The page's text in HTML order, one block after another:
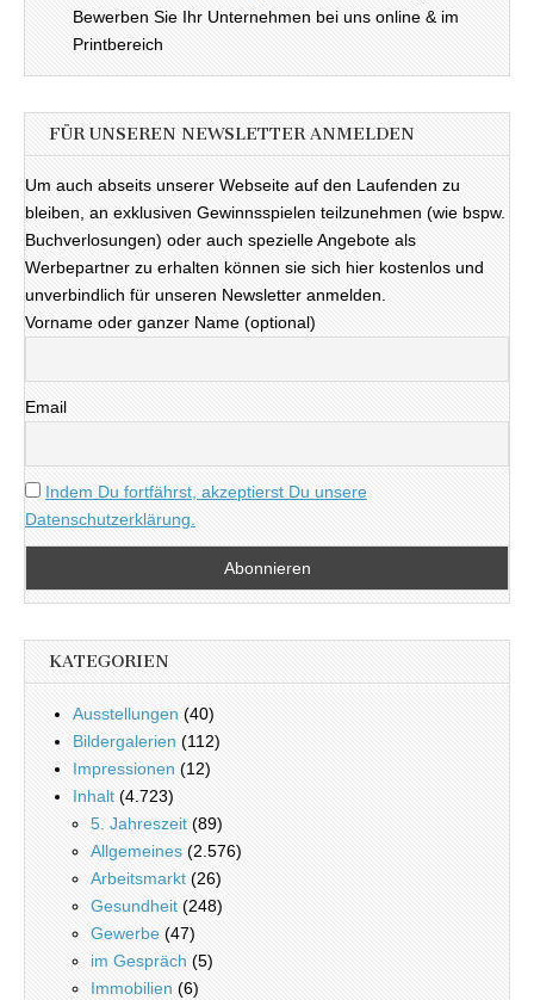
Bewerben Sie Ihr Unternehmen bei uns online & im
Printbereich
FÜR UNSEREN NEWSLETTER ANMELDEN
Um auch abseits unserer Webseite auf den Laufenden zu
bleiben, an exklusiven Gewinnsspielen teilzunehmen (wie bspw.
Buchverlosungen) oder auch spezielle Angebote als
Werbepartner zu erhalten können sie sich hier kostenlos und
unverbindlich für unseren Newsletter anmelden.
Vorname oder ganzer Name (optional)
Email
Indem Du fortfährst, akzeptierst Du unsere
Datenschutzerklärung.
KATEGORIEN
Ausstellungen (40)
Bildergalerien (112)
Impressionen (12)
Inhalt (4.723)
5. Jahreszeit (89)
Allgemeines (2.576)
Arbeitsmarkt (26)
Gesundheit (248)
Gewerbe (47)
im Gespräch (5)
Immobilien (6)